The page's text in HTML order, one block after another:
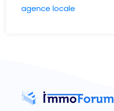
agence locale